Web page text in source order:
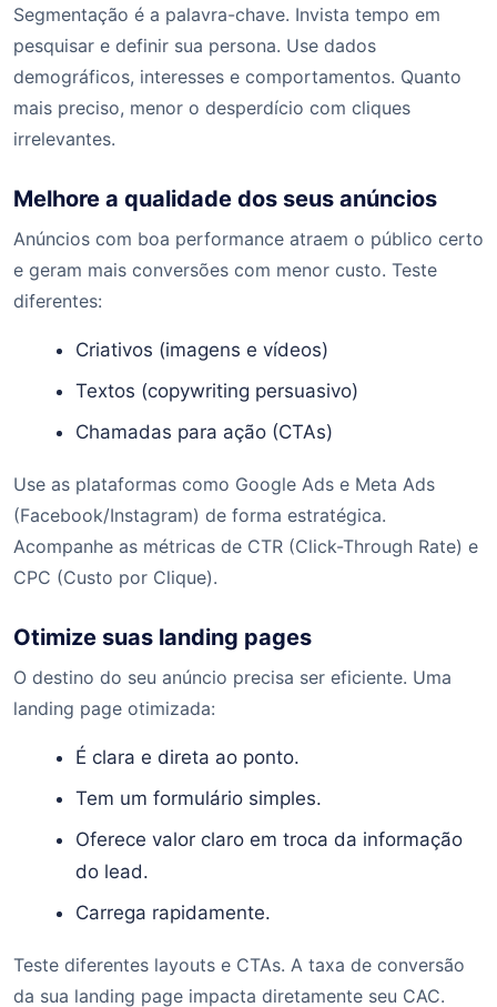
Segmentação é a palavra-chave. Invista tempo em
pesquisar e definir sua persona. Use dados
demográficos, interesses e comportamentos. Quanto
mais preciso, menor o desperdício com cliques
irrelevantes.
Melhore a qualidade dos seus anúncios
Anúncios com boa performance atraem o público certo
e geram mais conversões com menor custo. Teste
diferentes:
Criativos (imagens e vídeos)
Textos (copywriting persuasivo)
Chamadas para ação (CTAs)
Use as plataformas como Google Ads e Meta Ads
(Facebook/Instagram) de forma estratégica.
Acompanhe as métricas de CTR (Click-Through Rate) e
CPC (Custo por Clique).
Otimize suas landing pages
O destino do seu anúncio precisa ser eficiente. Uma
landing page otimizada:
É clara e direta ao ponto.
Tem um formulário simples.
Oferece valor claro em troca da informação
do lead.
Carrega rapidamente.
Teste diferentes layouts e CTAs. A taxa de conversão
da sua landing page impacta diretamente seu CAC.